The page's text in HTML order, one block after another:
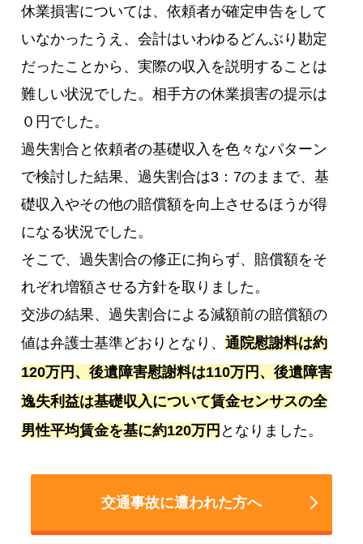
休業損害については、依頼者が確定申告をして
いなかったうえ、会計はいわゆるどんぶり勘定
だったことから、実際の収入を説明することは
難しい状況でした。相手方の休業損害の提示は
０円でした。
過失割合と依頼者の基礎収入を色々なパターン
で検討した結果、過失割合は3：7のままで、基
礎収入やその他の賠償額を向上させるほうが得
になる状況でした。
そこで、過失割合の修正に拘らず、賠償額をそ
れぞれ増額させる方針を取りました。
交渉の結果、過失割合による減額前の賠償額の
値は弁護士基準どおりとなり、通院慰謝料は約
120万円、後遺障害慰謝料は110万円、後遺障害
逸失利益は基礎収入について賃金センサスの全
男性平均賃金を基に約120万円 となりました。
交通事故に遭われた方へ